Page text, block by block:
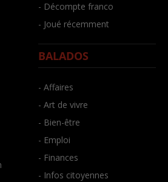
- Décompte franco
- Joué récemment
BALADOS
- Affaires
- Art de vivre
- Bien-être
- Emploi
- Finances
- Infos citoyennes